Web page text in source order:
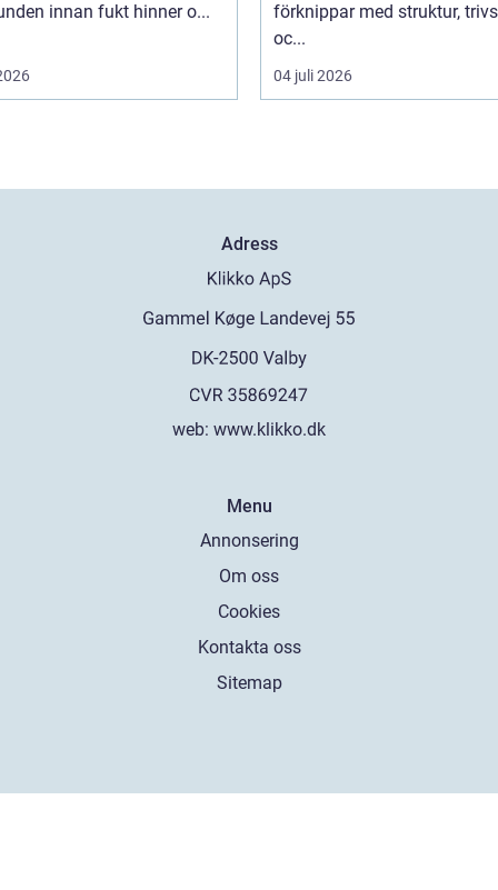
innan fukt hinner o...
förknippar med struktur,
oc...
04 juli 2026
Adress
web: www.klikko.dk
Menu
Annonsering
Om oss
Cookies
Kontakta oss
Sitemap